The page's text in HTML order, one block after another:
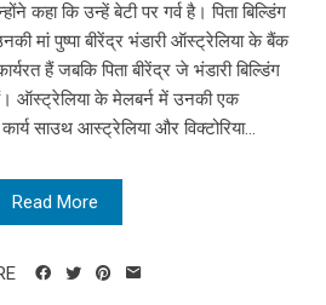
कहा कि उन्हें बेटी पर गर्व है। पिता बिल्डिंग
मां पुष्पा बीरेंद्र भंडारी ऑस्ट्रेलिया के बैंक
हैं जबकि पिता बीरेंद्र जे भंडारी बिल्डिंग
ऑस्ट्रेलिया के मेलबर्न में उनकी एक
साउथ आस्ट्रेलिया और विक्टोरिया...
Read More